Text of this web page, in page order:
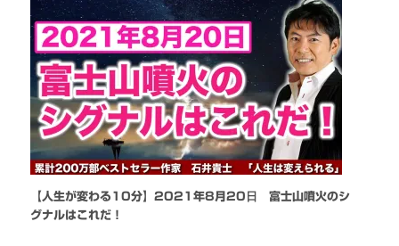
【人生が変わる10分】2021年8月20日 富士山噴火のシ
グナルはこれだ！